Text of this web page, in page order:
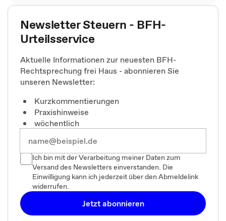
Newsletter Steuern - BFH-
Urteilsservice
Aktuelle Informationen zur neuesten BFH-
Rechtsprechung frei Haus - abonnieren Sie
unseren Newsletter:
Kurzkommentierungen
Praxishinweise
wöchentlich
Ich bin mit der Verarbeitung meiner Daten zum
Versand des Newsletters einverstanden. Die
Einwilligung kann ich jederzeit über den Abmeldelink
widerrufen.
Jetzt abonnieren